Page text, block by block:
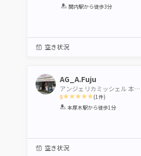
1 2 3 4 5
関内駅から徒歩3分
空き状況
AG_A.Fuju
アンジェリカミッシェル 本厚木店【アイブロウ・パリジェンヌ・パラジェル認定サロン】
5
1 2 3 4 5
(1 件)
本厚木駅から徒歩1分
空き状況